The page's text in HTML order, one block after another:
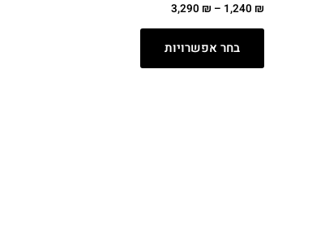
דורג
מתוך
1,240 ₪
–
3,290 ₪
בחר אפשרויות